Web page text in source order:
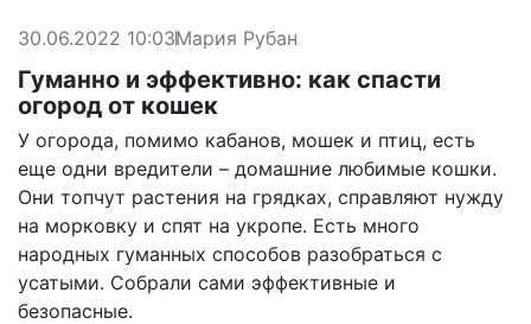
30.06.2022 10:03Мария Рубан
Гуманно и эффективно: как спасти
огород от кошек
У огорода, помимо кабанов, мошек и птиц, есть
еще одни вредители – домашние любимые кошки.
Они топчут растения на грядках, справляют нужду
на морковку и спят на укропе. Есть много
народных гуманных способов разобраться с
усатыми. Собрали сами эффективные и
безопасные.